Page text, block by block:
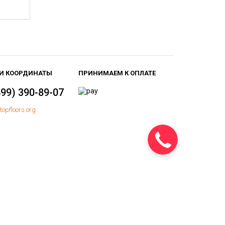
КООРДИНАТЫ
390-89-07
ПРИНИМАЕМ К ОПЛАТЕ